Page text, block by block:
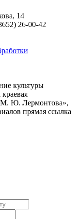
14
26-00-42
культуры
М. Ю. Лермонтова»,
прямая ссылка